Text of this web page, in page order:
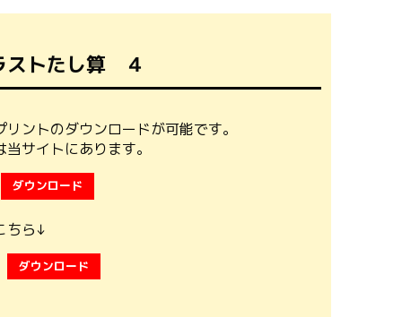
ストたし算 ４
リントのダウンロードが可能です。
サイトにあります。
ダウンロード
ちら↓
ダウンロード